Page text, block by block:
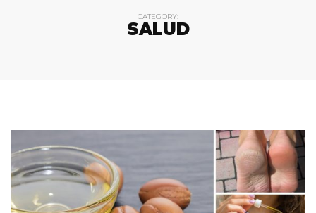
CATEGORY:
SALUD